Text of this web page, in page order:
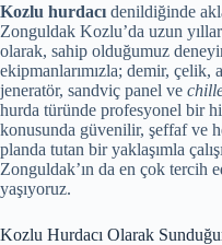
Kozlu hurdacı denildiğinde
Zonguldak Kozlu’da uzun
olarak, sahip olduğumuz
ekipmanlarımızla; demir,
jeneratör, sandviç panel ve
hurda türünde profesyonel bir
konusunda güvenilir, şeffaf ve
planda tutan bir yaklaşımla
Zonguldak’ın da en çok tercih
yaşıyoruz.
Kozlu Hurdacı Olarak